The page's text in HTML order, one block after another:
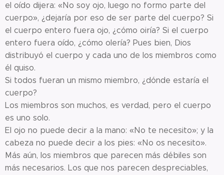
el oído dijera: «No soy ojo, luego no formo parte del
cuerpo», ¿dejaría por eso de ser parte del cuerpo? Si
el cuerpo entero fuera ojo, ¿cómo oiría? Si el cuerpo
entero fuera oído, ¿cómo olería? Pues bien, Dios
distribuyó el cuerpo y cada uno de los miembros como
él quiso.
Si todos fueran un mismo miembro, ¿dónde estaría el
cuerpo?
Los miembros son muchos, es verdad, pero el cuerpo
es uno solo.
El ojo no puede decir a la mano: «No te necesito»; y la
cabeza no puede decir a los pies: «No os necesito».
Más aún, los miembros que parecen más débiles son
más necesarios. Los que nos parecen despreciables,